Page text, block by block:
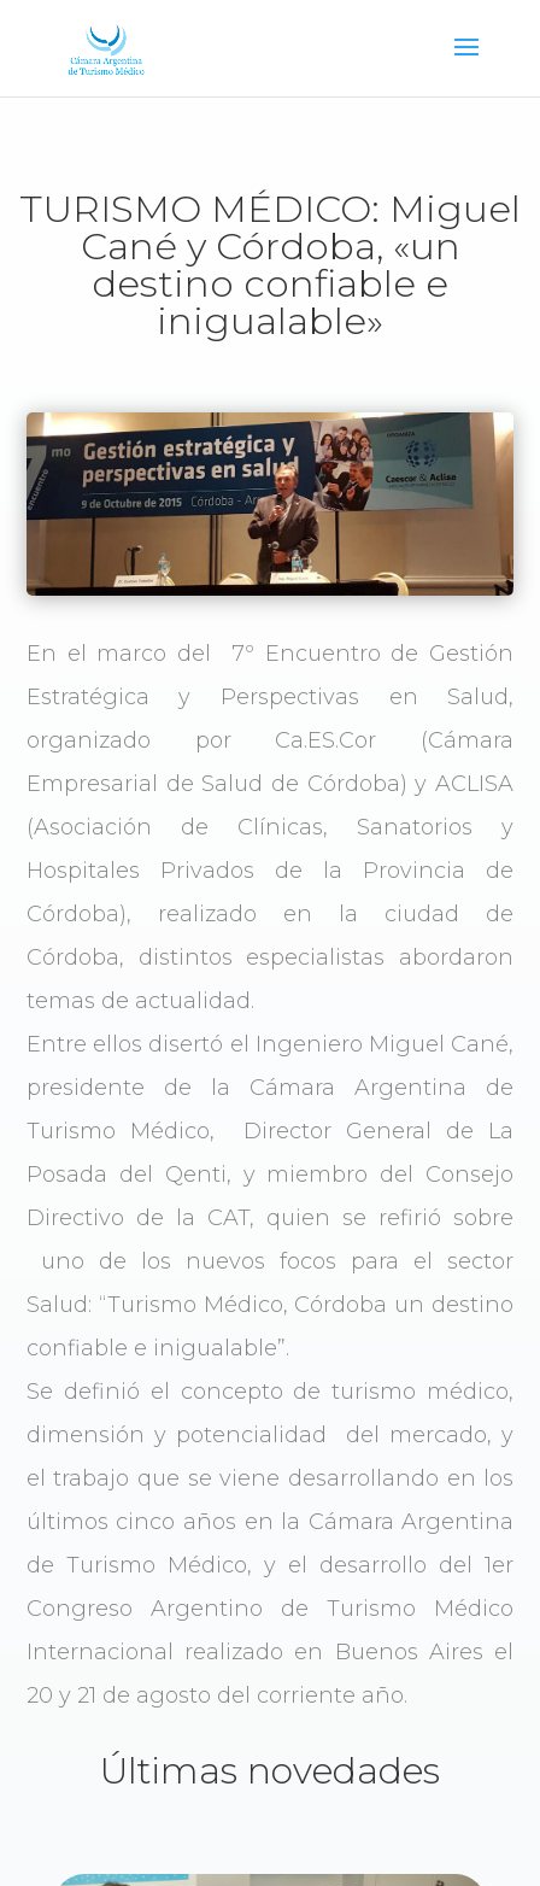
TURISMO MÉDICO: Miguel
Cané y Córdoba, «un
destino confiable e
inigualable»
En el marco del 7º Encuentro de Gestión
Estratégica y Perspectivas en Salud,
organizado por Ca.ES.Cor (Cámara
Empresarial de Salud de Córdoba) y ACLISA
(Asociación de Clínicas, Sanatorios y
Hospitales Privados de la Provincia de
Córdoba), realizado en la ciudad de
Córdoba, distintos especialistas abordaron
temas de actualidad.
Entre ellos disertó el Ingeniero Miguel Cané,
presidente de la Cámara Argentina de
Turismo Médico, Director General de La
Posada del Qenti, y miembro del Consejo
Directivo de la CAT, quien se refirió sobre
uno de los nuevos focos para el sector
Salud: “Turismo Médico, Córdoba un destino
confiable e inigualable”.
Se definió el concepto de turismo médico,
dimensión y potencialidad del mercado, y
el trabajo que se viene desarrollando en los
últimos cinco años en la Cámara Argentina
de Turismo Médico, y el desarrollo del 1er
Congreso Argentino de Turismo Médico
Internacional realizado en Buenos Aires el
20 y 21 de agosto del corriente año.
Últimas novedades